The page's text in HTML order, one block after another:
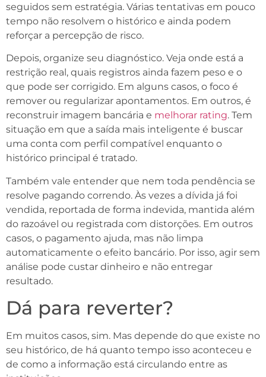
seguidos sem estratégia. Várias tentativas em pouco
tempo não resolvem o histórico e ainda podem
reforçar a percepção de risco.
Depois, organize seu diagnóstico. Veja onde está a
restrição real, quais registros ainda fazem peso e o
que pode ser corrigido. Em alguns casos, o foco é
remover ou regularizar apontamentos. Em outros, é
reconstruir imagem bancária e melhorar rating. Tem
situação em que a saída mais inteligente é buscar
uma conta com perfil compatível enquanto o
histórico principal é tratado.
Também vale entender que nem toda pendência se
resolve pagando correndo. Às vezes a dívida já foi
vendida, reportada de forma indevida, mantida além
do razoável ou registrada com distorções. Em outros
casos, o pagamento ajuda, mas não limpa
automaticamente o efeito bancário. Por isso, agir sem
análise pode custar dinheiro e não entregar
resultado.
Dá para reverter?
Em muitos casos, sim. Mas depende do que existe no
seu histórico, de há quanto tempo isso aconteceu e
de como a informação está circulando entre as